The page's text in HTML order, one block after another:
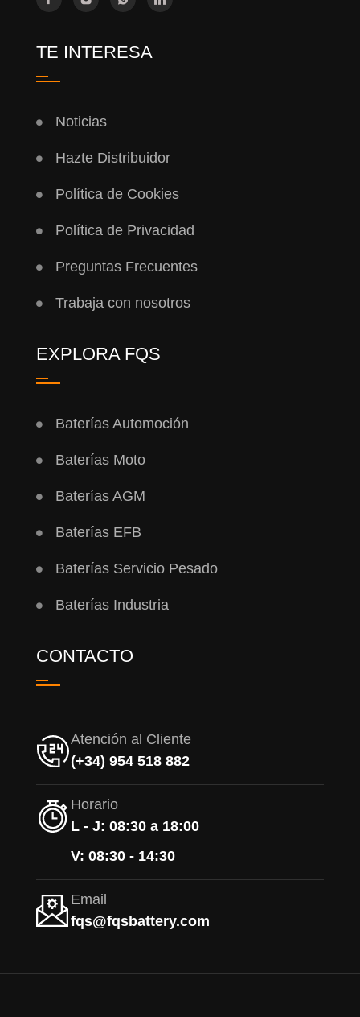
TE INTERESA
Noticias
Hazte Distribuidor
Política de Cookies
Política de Privacidad
Preguntas Frecuentes
Trabaja con nosotros
EXPLORA FQS
Baterías Automoción
Baterías Moto
Baterías AGM
Baterías EFB
Baterías Servicio Pesado
Baterías Industria
CONTACTO
Atención al Cliente
(+34) 954 518 882
Horario
L - J: 08:30 a 18:00
V: 08:30 - 14:30
Email
fqs@fqsbattery.com